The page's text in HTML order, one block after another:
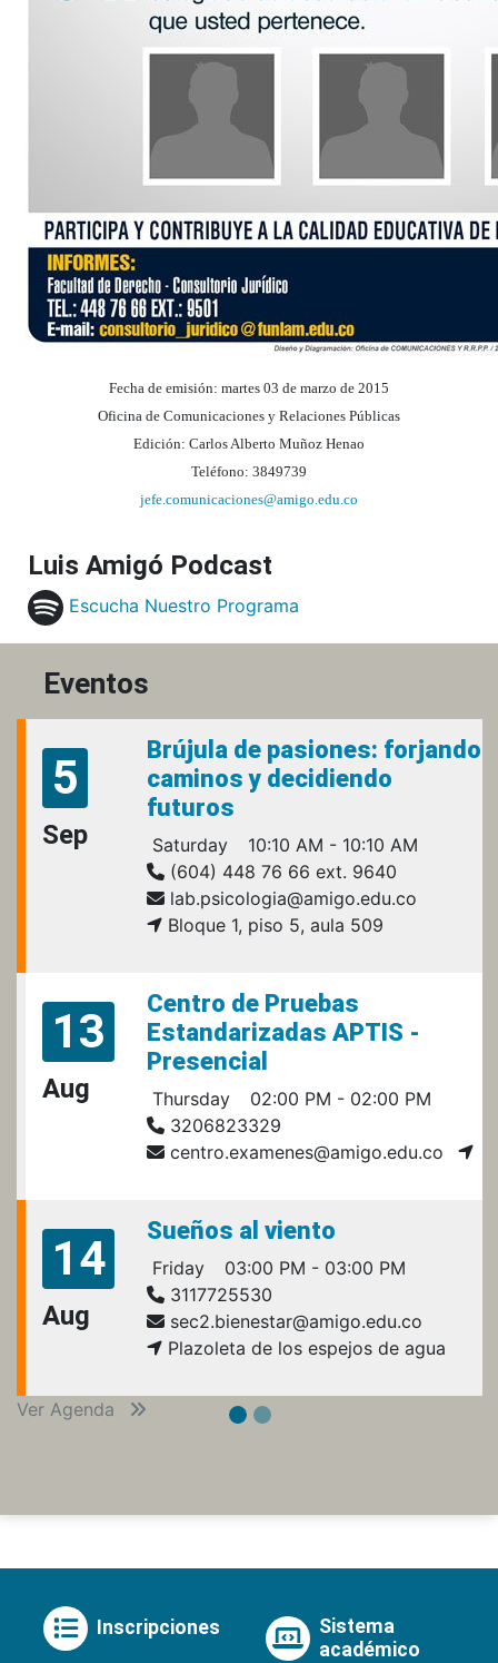
Fecha de emisión: martes 03 de marzo de 2015
Oficina de Comunicaciones y Relaciones Públicas
Edición: Carlos Alberto Muñoz Henao
Teléfono: 3849739
jefe.comunicaciones@amigo.edu.co
Luis Amigó Podcast
Escucha Nuestro Programa
Eventos
5
Sep
Brújula de pasiones: forjando
caminos y decidiendo
futuros
Saturday
10:10 AM - 10:10 AM
(604) 448 76 66 ext. 9640
lab.psicologia@amigo.edu.co
Bloque 1, piso 5, aula 509
13
Aug
Centro de Pruebas
Estandarizadas APTIS -
Presencial
Thursday
02:00 PM - 02:00 PM
3206823329
centro.examenes@amigo.edu.co
14
Aug
Sueños al viento
Friday
03:00 PM - 03:00 PM
3117725530
sec2.bienestar@amigo.edu.co
Plazoleta de los espejos de agua
Ver Agenda
Inscripciones
Sistema
académico